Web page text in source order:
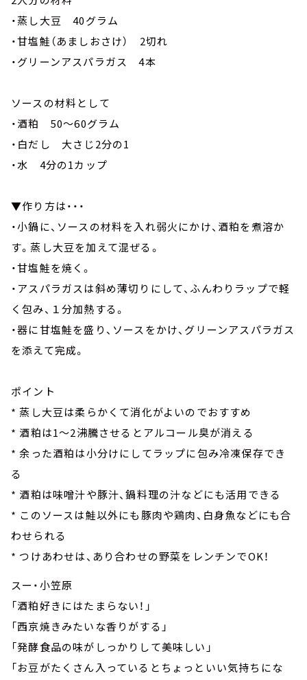
・蒸し大豆 40グラム
・甘塩鮭（あましおさけ） 2切れ
・グリーンアスパラガス 4本
ソースの材料として
・酒粕 50～60グラム
・白だし 大さじ2分の1
・水 4分の1カップ
▼作り方は・・・
・小鍋に、ソースの材料を入れ弱火にかけ、酒粕を煮溶か
す。蒸し大豆を加えて混ぜる。
・甘塩鮭を焼く。
・アスパラガスは斜め薄切りにして、ふんわりラップで軽
く包み、１分加熱する。
・器に甘塩鮭を盛り、ソースをかけ、グリーンアスパラガス
を添えて完成。
ポイント
* 蒸し大豆は柔らかくて消化がよいのでおすすめ
* 酒粕は1～2沸騰させるとアルコール臭が消える
* 余った酒粕は小分けにしてラップに包み冷凍保存でき
る
* 酒粕は味噌汁や豚汁、鍋料理の汁などにも活用できる
* このソースは鮭以外にも豚肉や鶏肉、白身魚などにも合
わせられる
* つけあわせは、あり合わせの野菜をレンチンでOK！
スー・小笠原
「酒粕好きにはたまらない！」
「西京焼きみたいな香りがする」
「発酵食品の味がしっかりして美味しい」
「お豆がたくさん入っているとちょっといい気持ちにな